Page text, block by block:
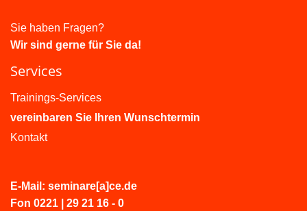
Sie haben Fragen?
Wir sind gerne für Sie da!
Services
Trainings-Services
vereinbaren Sie Ihren Wunschtermin
Kontakt
E-Mail: seminare[a]ce.de
Fon 0221 | 29 21 16 - 0